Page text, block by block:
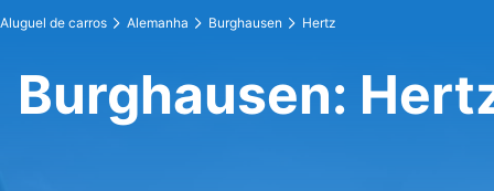
Aluguel de carros Alemanha Burghausen Hertz
Burghausen: